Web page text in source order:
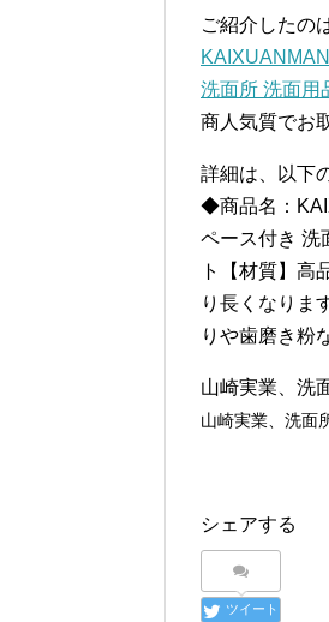
ご紹介したの
洗面所 洗面用
商人気質でお
詳細は、以下
◆商品名：
ペース付き 洗
ト【材質】高
り長くなりま
りや歯磨き粉
山崎実業、洗
山崎実業、洗面
シェアする
ツイート